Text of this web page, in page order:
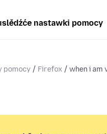
nastawki pomocy
pomocy Firefox when i am